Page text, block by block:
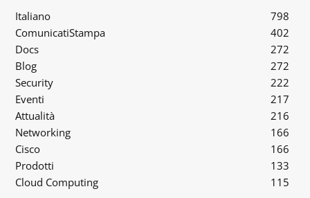
Italiano
798
ComunicatiStampa
402
Docs
272
Blog
272
Security
222
Eventi
217
Attualità
216
Networking
166
Cisco
166
Prodotti
133
Cloud Computing
115